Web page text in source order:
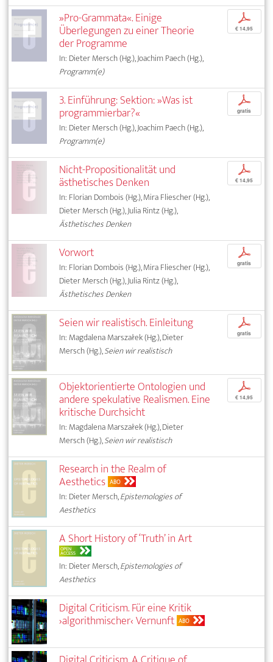
»Pro-Grammata«. Einige
Überlegungen zu einer Theorie
der Programme
In: Dieter Mersch (Hg.), Joachim Paech (Hg.),
Programm(e)
p
€ 14,95
3. Einführung: Sektion: »Was ist
programmierbar?«
In: Dieter Mersch (Hg.), Joachim Paech (Hg.),
Programm(e)
p
gratis
Nicht-Propositionalität und
ästhetisches Denken
In: Florian Dombois (Hg.), Mira Fliescher (Hg.),
Dieter Mersch (Hg.), Julia Rintz (Hg.),
Ästhetisches Denken
p
€ 14,95
Vorwort
In: Florian Dombois (Hg.), Mira Fliescher (Hg.),
Dieter Mersch (Hg.), Julia Rintz (Hg.),
Ästhetisches Denken
p
gratis
Seien wir realistisch. Einleitung
In: Magdalena Marszałek (Hg.), Dieter
Mersch (Hg.),Seien wir realistisch
p
gratis
Objektorientierte Ontologien und
andere spekulative Realismen. Eine
kritische Durchsicht
In: Magdalena Marszałek (Hg.), Dieter
Mersch (Hg.),Seien wir realistisch
p
€ 14,95
Research in the Realm of
Aesthetics ABO
In: Dieter Mersch,Epistemologies of
Aesthetics
A Short History of ‘Truth’ in Art
OPEN
ACCESS
In: Dieter Mersch,Epistemologies of
Aesthetics
Digital Criticism. Für eine Kritik
›algorithmischer‹ Vernunft ABO